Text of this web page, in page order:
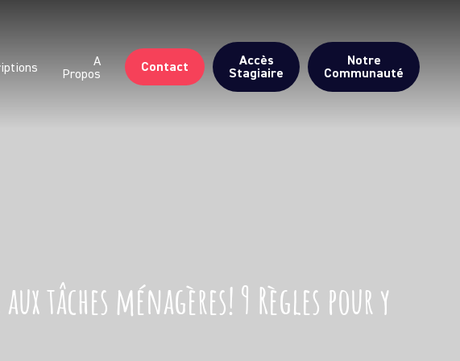
A
Propos
Contact Accès
Stagiaire
Notre
Communauté
tâches ménagères! 9 Règles pour y